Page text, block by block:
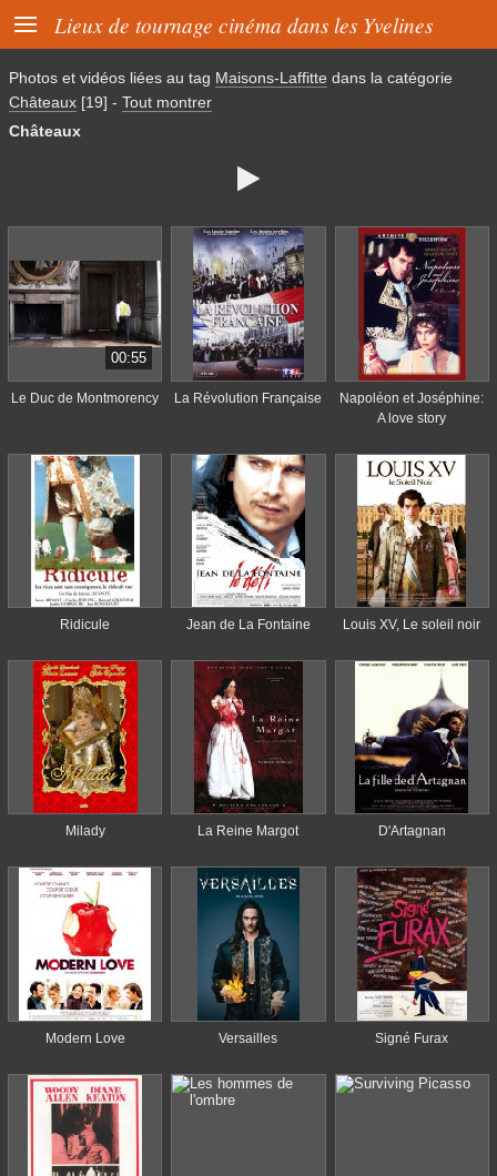
 Lieux de tournage cinéma dans les Yvelines
Photos et vidéos liées au tag Maisons-Laffitte dans la catégorie
Châteaux [19] - Tout montrer
Châteaux

00:55
Le Duc de Montmorency La Révolution Française
Napoléon et Joséphine:
A love story
Ridicule Jean de La Fontaine Louis XV, Le soleil noir
Milady La Reine Margot D'Artagnan
Modern Love Versailles Signé Furax